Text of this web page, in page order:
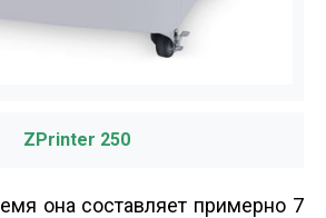
ZPrinter 250
она составляет примерно 7